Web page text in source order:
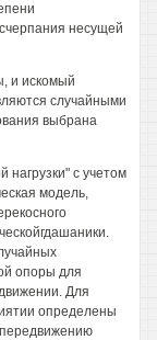
несущей
и искомый
случайными
выбрана
нагрузки" с учетом
модель,
опоры для
Для
определены
передвижению